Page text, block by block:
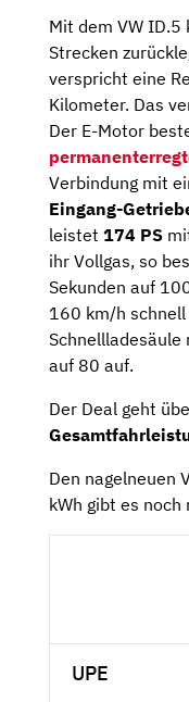
Mit dem VW
Strecken
verspricht eine
Kilometer. Das
Der E-Motor
Verbindung mit
Eingang-
leistet 174 PS
ihr Vollgas, so
Sekunden auf
160 km/h
auf 80 auf.
Der Deal geht
Den nagelneuen
kWh gibt es
UPE